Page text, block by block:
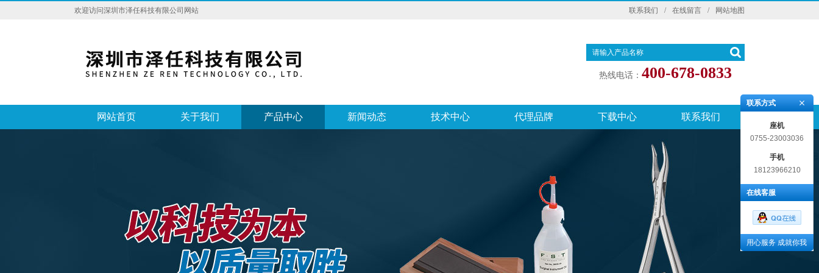
欢迎访问深圳市泽任科技有限公司网站 联系我们 / 在线留言 / 网站地图
热线电话： 400-678-0833
网站首页 关于我们 产品中心 新闻动态 技术中心 代理品牌 下载中心 联系我们
联系方式
座机
0755-23003036
手机
18123966210
在线客服
用心服务 成就你我